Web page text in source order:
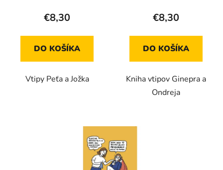
€8,30
DO KOŠÍKA
Vtipy Peťa a Jožka
€8,30
DO KOŠÍKA
Kniha vtipov Ginepra a
Ondreja